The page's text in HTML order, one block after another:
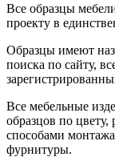
Все образцы
проекту в
Образцы имеют
поиска по сайту,
Все мебельные
образцов по
способами
фурнитуры.